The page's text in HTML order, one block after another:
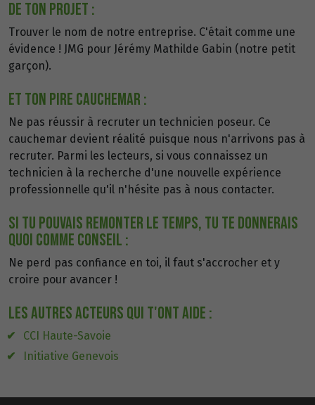
DE TON PROJET :
Trouver le nom de notre entreprise. C'était comme une
évidence ! JMG pour Jérémy Mathilde Gabin (notre petit
garçon).
ET TON PIRE CAUCHEMAR :
Ne pas réussir à recruter un technicien poseur. Ce
cauchemar devient réalité puisque nous n'arrivons pas à
recruter. Parmi les lecteurs, si vous connaissez un
technicien à la recherche d'une nouvelle expérience
professionnelle qu'il n'hésite pas à nous contacter.
SI TU POUVAIS REMONTER LE TEMPS, TU TE DONNERAIS
QUOI COMME CONSEIL :
Ne perd pas confiance en toi, il faut s'accrocher et y
croire pour avancer !
LES AUTRES ACTEURS QUI T'ONT AIDE :
CCI Haute-Savoie
Initiative Genevois